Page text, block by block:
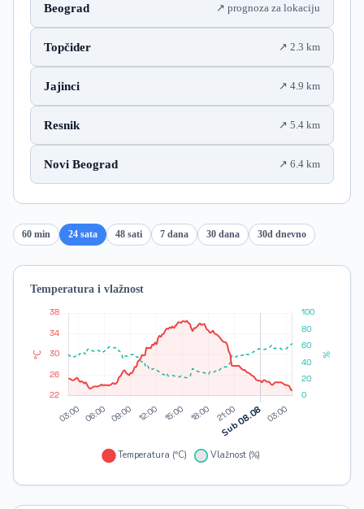
Beograd prognoza za lokaciju
Topčider 2.3 km
Jajinci 4.9 km
Resnik 5.4 km
Novi Beograd 6.4 km
60 min 24 sata 48 sati 7 dana 30 dana 30d dnevno
Temperatura i vlažnost